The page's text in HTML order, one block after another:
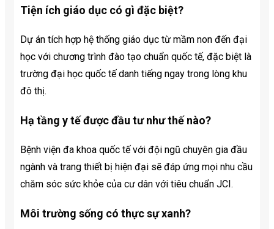
Tiện ích giáo dục có gì đặc biệt?
Dự án tích hợp hệ thống giáo dục từ mầm non đến đại
học với chương trình đào tạo chuẩn quốc tế, đặc biệt là
trường đại học quốc tế danh tiếng ngay trong lòng khu
đô thị.
Hạ tầng y tế được đầu tư như thế nào?
Bệnh viện đa khoa quốc tế với đội ngũ chuyên gia đầu
ngành và trang thiết bị hiện đại sẽ đáp ứng mọi nhu cầu
chăm sóc sức khỏe của cư dân với tiêu chuẩn JCI.
Môi trường sống có thực sự xanh?